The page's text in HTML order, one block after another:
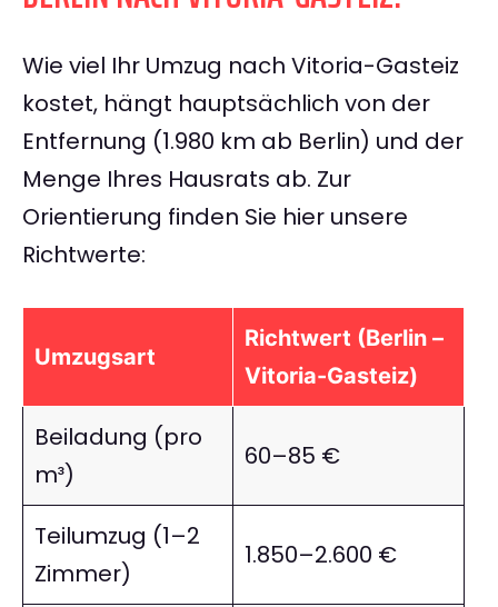
Wie viel Ihr Umzug nach Vitoria-Gasteiz
kostet, hängt hauptsächlich von der
Entfernung (1.980 km ab Berlin) und der
Menge Ihres Hausrats ab. Zur
Orientierung finden Sie hier unsere
Richtwerte:
Umzugsart
Richtwert (Berlin –
Vitoria-Gasteiz)
Beiladung (pro
m³)
60–85 €
Teilumzug (1–2
Zimmer)
1.850–2.600 €